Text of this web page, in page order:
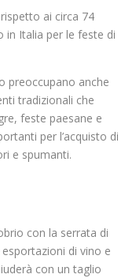
ai circa 74
in Italia per le feste di
preoccupano anche
tradizionali che
feste paesane e
per l’acquisto di
e spumanti.
con la serrata di
di vino e
con un taglio